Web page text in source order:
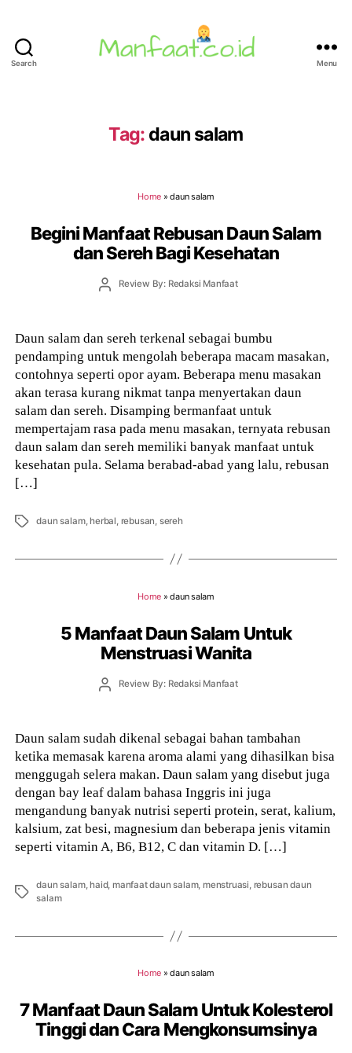
Search Menu
Tag: daun salam
Home »daun salam
Begini Manfaat Rebusan Daun Salam
dan Sereh Bagi Kesehatan
PostReview By: Redaksi Manfaat
Daun salam dan sereh terkenal sebagai bumbu
pendamping untuk mengolah beberapa macam masakan,
contohnya seperti opor ayam. Beberapa menu masakan
akan terasa kurang nikmat tanpa menyertakan daun
salam dan sereh. Disamping bermanfaat untuk
mempertajam rasa pada menu masakan, ternyata rebusan
daun salam dan sereh memiliki banyak manfaat untuk
kesehatan pula. Selama berabad-abad yang lalu, rebusan
[…]
Tags daun salam, herbal, rebusan, sereh
Home »daun salam
5 Manfaat Daun Salam Untuk
Menstruasi Wanita
PostReview By: Redaksi Manfaat
Daun salam sudah dikenal sebagai bahan tambahan
ketika memasak karena aroma alami yang dihasilkan bisa
menggugah selera makan. Daun salam yang disebut juga
dengan bay leaf dalam bahasa Inggris ini juga
mengandung banyak nutrisi seperti protein, serat, kalium,
kalsium, zat besi, magnesium dan beberapa jenis vitamin
seperti vitamin A, B6, B12, C dan vitamin D. […]
Tags
daun salam, haid, manfaat daun salam,menstruasi, rebusan daun
salam
Home »daun salam
7 Manfaat Daun Salam Untuk Kolesterol
Tinggi dan Cara Mengkonsumsinya